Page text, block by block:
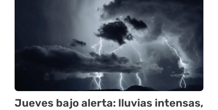
Jueves bajo alerta: lluvias intensas,